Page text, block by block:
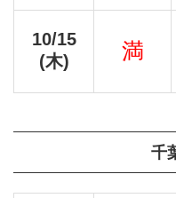
10/15
(木)
満
千